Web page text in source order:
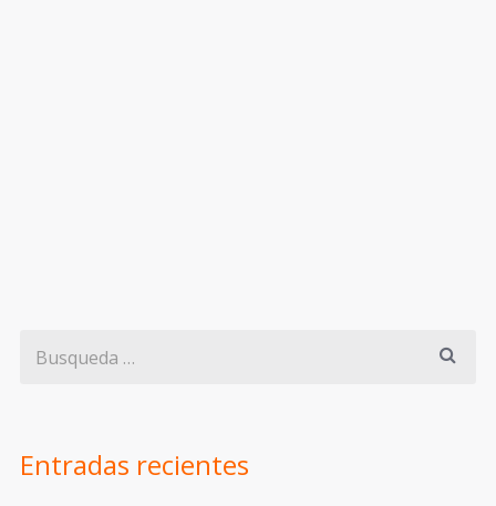
Entradas recientes